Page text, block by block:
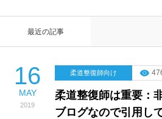
最近の記事
16
MAY
2019
柔道整復師向け
柔道整復師は重要：
ブログなので引用し
お問い合わせ
特定商取引法に基づく表記＆プラ